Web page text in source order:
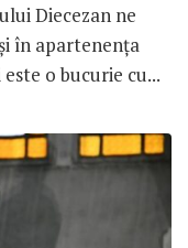
Diecezan ne
în apartenența
o bucurie cu...